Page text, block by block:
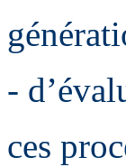
-
ces